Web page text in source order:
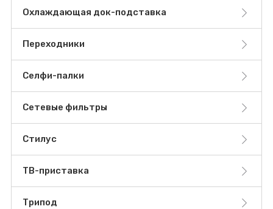
Охлаждающая док-подставка
Переходники
Селфи-палки
Сетевые фильтры
Стилус
ТВ-приставка
Трипод